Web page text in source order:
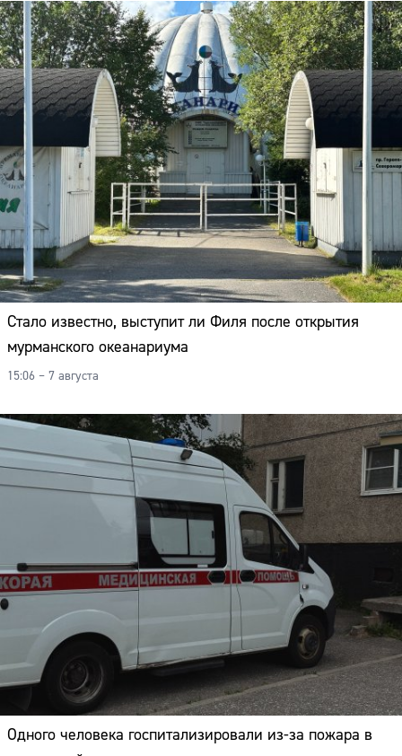
Стало известно, выступит ли Филя после открытия
мурманского океанариума
15:06 – 7 августа
Одного человека госпитализировали из-за пожара в